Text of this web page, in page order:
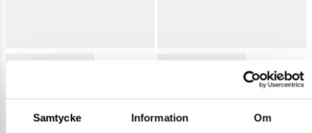
Samtycke Information Om